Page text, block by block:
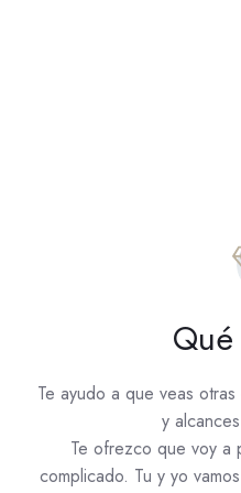
Te ayudo a que veas
y
Te ofrezco que voy a
complicado. Tu y yo